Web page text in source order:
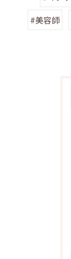
#美容師